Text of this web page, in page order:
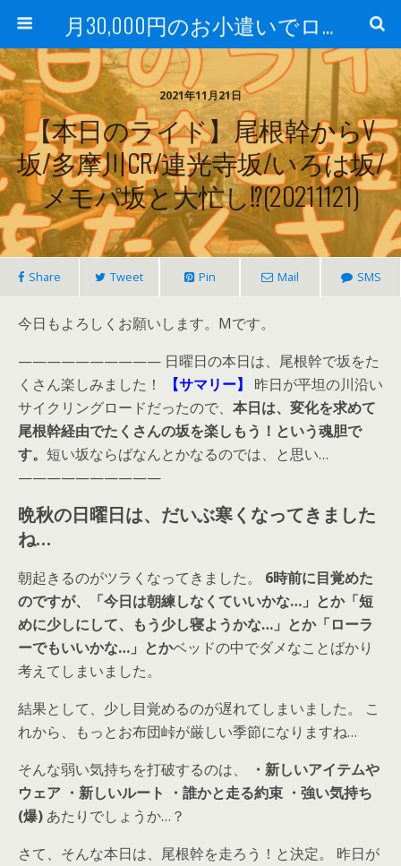
月30,000円のお小遣いでロードバイク
2021年11月21日
【本日のライド】尾根幹からV
坂/多摩川CR/連光寺坂/いろは坂/
メモパ坂と大忙し⁉(20211121)
Share Tweet Pin Mail SMS
今日もよろしくお願いします。Mです。
—————————— 日曜日の本日は、尾根幹で坂をた
くさん楽しみました！
【サマリー】
昨日が平坦の川沿い
サイクリングロードだったので、 本日は、変化を求めて
尾根幹経由でたくさんの坂を楽しもう！という魂胆で
す。 短い坂ならばなんとかなるのでは、と思い…
——————————
晩秋の日曜日は、だいぶ寒くなってきました
ね…
朝起きるのがツラくなってきました。 6時前に目覚めた
のですが、「今日は朝練しなくていいかな…」とか「短
めに少しにして、もう少し寝ようかな…」とか「ローラ
ーでもいいかな…」とかベッドの中でダメなことばかり
考えてしまいました。
結果として、少し目覚めるのが遅れてしまいました。 こ
れから、もっとお布団峠が厳しい季節になりますね…
そんな弱い気持ちを打破するのは、
・新しいアイテムや
ウェア ・新しいルート ・誰かと走る約束 ・強い気持ち
(爆) あたりでしょうか…？
さて、そんな本日は、尾根幹を走ろう！と決定。 昨日が